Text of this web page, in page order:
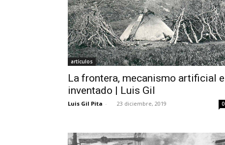
artículos
La frontera, mecanismo artificial e
inventado | Luis Gil
Luis Gil Pita - 23 diciembre, 2019 0